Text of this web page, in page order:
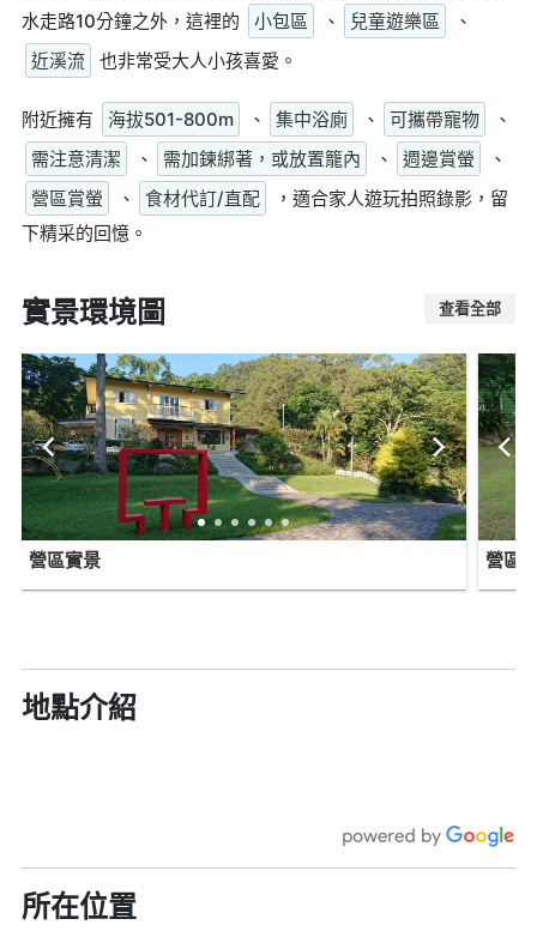
水走路10分鐘之外，這裡的
小包區 、 兒童遊樂區
、
近溪流
也非常受大人小孩喜愛。
附近擁有 海拔501-800m 、 集中浴廁 、 可攜帶寵物
、
需注意清潔
、 需加鍊綁著，或放置籠內 、 週邊賞螢
、
營區賞螢
、 食材代訂/直配
，適合家人遊玩拍照錄影，留
下精采的回憶。
實景環境圖 查看全部
營區實景 營區
地點介紹
所在位置